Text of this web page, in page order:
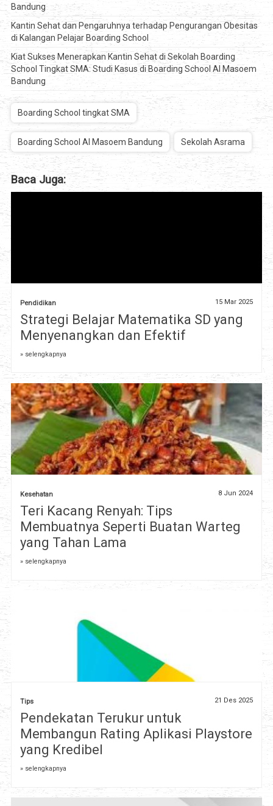
Bandung
Kantin Sehat dan Pengaruhnya terhadap Pengurangan Obesitas
di Kalangan Pelajar Boarding School
Kiat Sukses Menerapkan Kantin Sehat di Sekolah Boarding
School Tingkat SMA: Studi Kasus di Boarding School Al Masoem
Bandung
Boarding School tingkat SMA
Boarding School Al Masoem Bandung Sekolah Asrama
Baca Juga:
Pendidikan 15 Mar 2025
Strategi Belajar Matematika SD yang
Menyenangkan dan Efektif
» selengkapnya
Kesehatan 8 Jun 2024
Teri Kacang Renyah: Tips
Membuatnya Seperti Buatan Warteg
yang Tahan Lama
» selengkapnya
Tips 21 Des 2025
Pendekatan Terukur untuk
Membangun Rating Aplikasi Playstore
yang Kredibel
» selengkapnya